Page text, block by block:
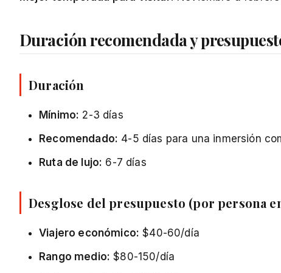
Duración recomendada y
Duración
Mínimo: 2-3 días
Recomendado: 4-5 días para una inmersión
Ruta de lujo: 6-7 días
Desglose del presupuesto (por persona
Viajero económico: $40-60/día
Rango medio: $80-150/día